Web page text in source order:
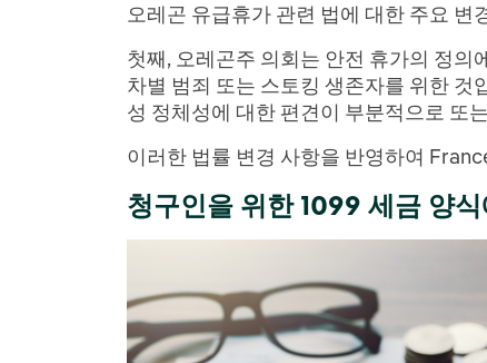
오레곤 유급휴가 관련 법에 대한 주요 변
첫째, 오레곤주 의회는 안전 휴가의 정의
차별 범죄 또는 스토킹 생존자를 위한 것
성 정체성에 대한 편견이 부분적으로 또
이러한 법률 변경 사항을 반영하여
청구인을 위한 1099 세금 양